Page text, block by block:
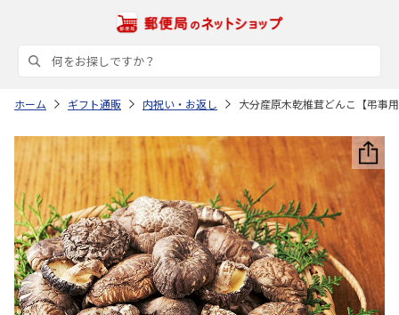
ホーム ギフト通販 内祝い・お返し 大分産原木乾椎茸どんこ【弔事